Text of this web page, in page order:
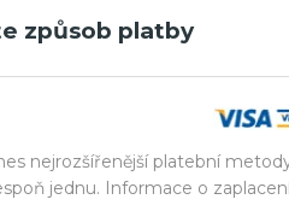
způsob platby
nejrozšířenější platební
jednu. Informace o